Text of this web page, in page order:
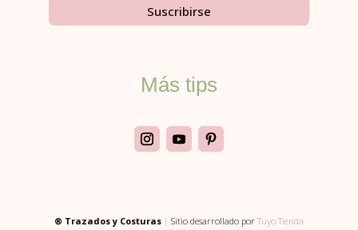
Suscribirse
Más tips
® Trazados y Costuras | Sitio desarrollado por Tuyo Tienda